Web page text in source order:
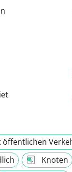
öffentlichen
Knoten